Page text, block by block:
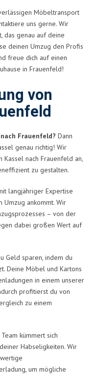
Möbeltransport
uns gerne. Wir
das genau auf deine
deinen Umzug den Profis
freue dich auf einen
in Frauenfeld!
von
Frauenfeld? Dann
genau richtig! Wir
Kassel nach Frauenfeld an,
zu gestalten.
langjähriger Expertise
Umzug ankommt. Wir
– von der
dabei großen Wert auf
Geld sparen, indem du
Deine Möbel und Kartons
in einem unserer
profitierst du von
zu einem
kümmert sich
Habseligkeiten. Wir
um mögliche